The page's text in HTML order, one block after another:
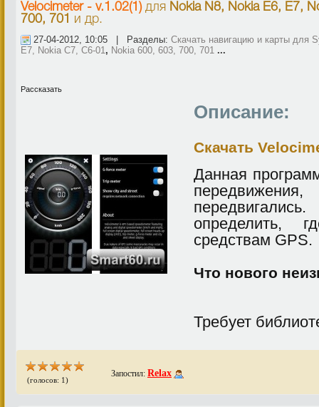
Velocimeter - v.1.02(1)для Nokia N8, Nokia E6, E7,
700, 701
и др.
27-04-2012, 10:05 | Разделы: Скачать навигацию и карты для
E7, Nokia C7, C6-01 , Nokia 600, 603, 700, 701 ...
Рассказать
Описание:
Скачать
Данная
определить,
средствам GPS.
Что нового
Требует
(голосов: 1)
Запостил: Relax